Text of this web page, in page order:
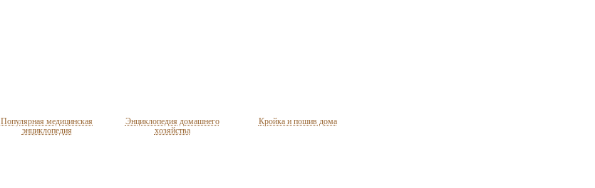
Популярная медицинская
энциклопедия
Энциклопедия домашнего
хозяйства
Кройка и пошив дома